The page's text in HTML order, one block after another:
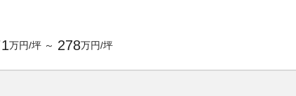
万円/坪 ～ 278万円/坪